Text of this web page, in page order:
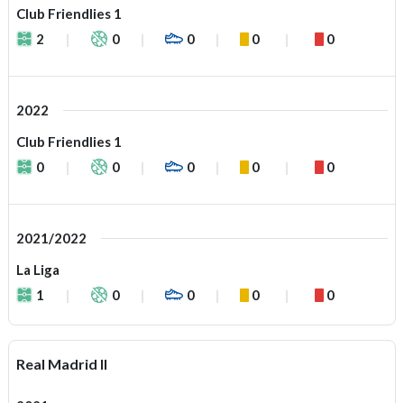
Club Friendlies 1
2
0 0 0 0
2022
Club Friendlies 1
0
0 0 0 0
2021/2022
La Liga
1
0 0 0 0
Real Madrid II